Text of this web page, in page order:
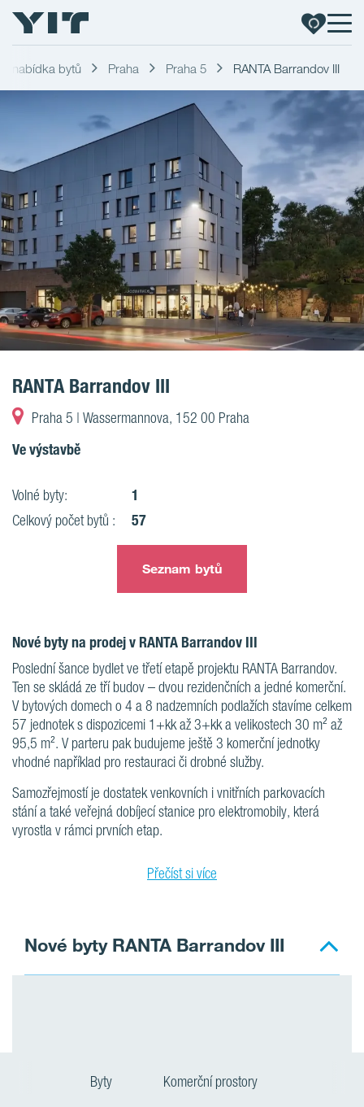
nabídka bytů Praha Praha 5 RANTA Barrandov III
RANTA Barrandov III
Praha 5 | Wassermannova, 152 00 Praha
Ve výstavbě
Volné byty: 1
Celkový počet bytů : 57
Seznam bytů
Nové byty na prodej v RANTA Barrandov III
Poslední šance bydlet ve třetí etapě projektu RANTA Barrandov.
Ten se skládá ze tří budov – dvou rezidenčních a jedné komerční.
V bytových domech o 4 a 8 nadzemních podlažích stavíme celkem
57 jednotek s dispozicemi 1+kk až 3+kk a velikostech 30 m² až
95,5 m². V parteru pak budujeme ještě 3 komerční jednotky
vhodné například pro restauraci či drobné služby.
Samozřejmostí je dostatek venkovních i vnitřních parkovacích
stání a také veřejná dobíjecí stanice pro elektromobily, která
vyrostla v rámci prvních etap.
Přečíst si více
Nové byty RANTA Barrandov III
Byty Komerční prostory